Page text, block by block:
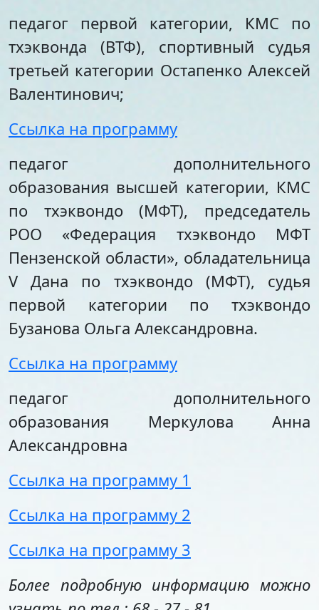
педагог первой категории, КМС по
тхэквонда (ВТФ), спортивный судья
третьей категории Остапенко Алексей
Валентинович;
Ссылка на программу
педагог дополнительного
образования высшей категории, КМС
по тхэквондо (МФТ), председатель
РОО «Федерация тхэквондо МФТ
Пензенской области», обладательница
V Дана по тхэквондо (МФТ), судья
первой категории по тхэквондо
Бузанова Ольга Александровна.
Ссылка на программу
педагог дополнительного
образования Меркулова Анна
Александровна
Ссылка на программу 1
Ссылка на программу 2
Ссылка на программу 3
Более подробную информацию можно